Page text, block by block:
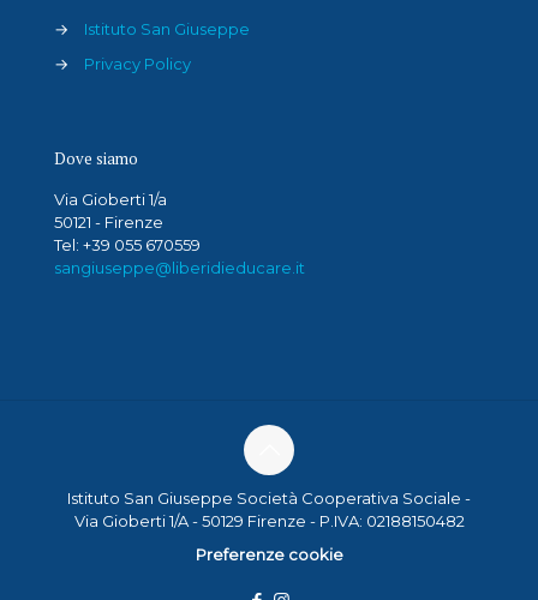
→
Istituto San Giuseppe
→
Privacy Policy
Dove siamo
Via Gioberti 1/a
50121 - Firenze
Tel: +39 055 670559
sangiuseppe@liberidieducare.it
Istituto San Giuseppe Società Cooperativa Sociale -
Via Gioberti 1/A - 50129 Firenze - P.IVA: 02188150482
Preferenze cookie